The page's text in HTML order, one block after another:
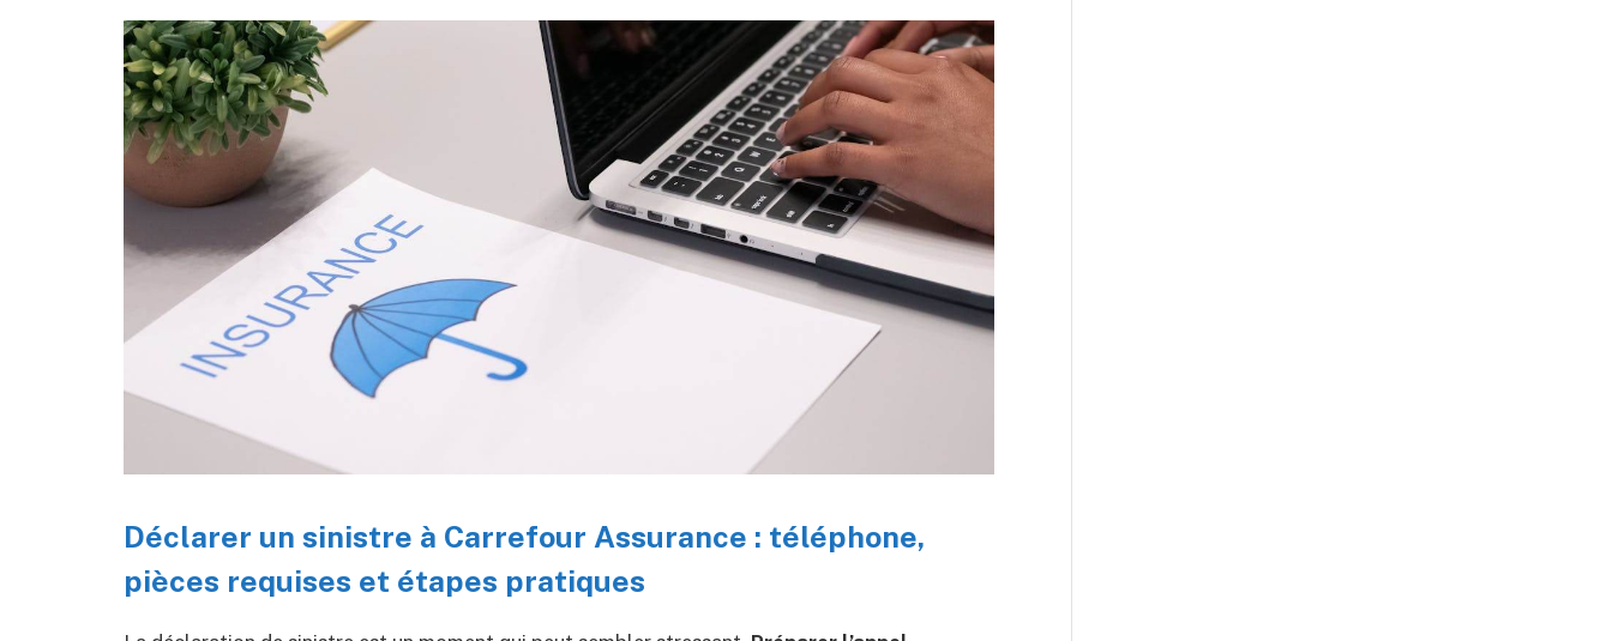
Déclarer un sinistre à Carrefour Assurance : téléphone,
pièces requises et étapes pratiques